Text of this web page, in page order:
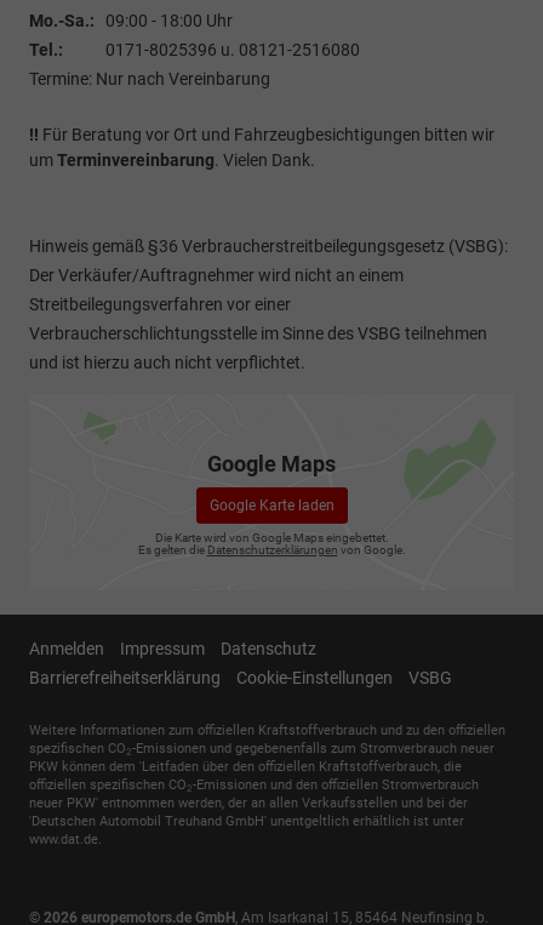
Mo.-Sa.:
09:00 - 18:00 Uhr
Tel.:
0171-8025396 u. 08121-2516080
Termine: Nur nach Vereinbarung
!! Für Beratung vor Ort und Fahrzeugbesichtigungen bitten wir
umTerminvereinbarung. Vielen Dank.
Hinweis gemäß §36 Verbraucherstreitbeilegungsgesetz (VSBG):
Der Verkäufer/Auftragnehmer wird nicht an einem
Streitbeilegungsverfahren vor einer
Verbraucherschlichtungsstelle im Sinne des VSBG teilnehmen
und ist hierzu auch nicht verpflichtet.
Google Maps
Google Karte laden
Die Karte wird von Google Maps eingebettet.
Es gelten die Datenschutzerklärungen von Google.
Anmelden Impressum
Datenschutz
Barrierefreiheitserklärung
Cookie-Einstellungen VSBG
Weitere Informationen zum offiziellen Kraftstoffverbrauch und zu den offiziellen
spezifischen CO2-Emissionen und gegebenenfalls zum Stromverbrauch neuer
PKW können dem 'Leitfaden über den offiziellen Kraftstoffverbrauch, die
offiziellen spezifischen CO2-Emissionen und den offiziellen Stromverbrauch
neuer PKW' entnommen werden, der an allen Verkaufsstellen und bei der
'Deutschen Automobil Treuhand GmbH' unentgeltlich erhältlich ist unter
www.dat.de.
© 2026 europemotors.de GmbH Am Isarkanal 15 85464 Neufinsing b.